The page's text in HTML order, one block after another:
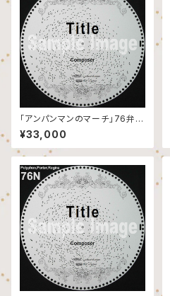
「アンパンマンのマーチ」76弁デ
ィスク
¥33,000